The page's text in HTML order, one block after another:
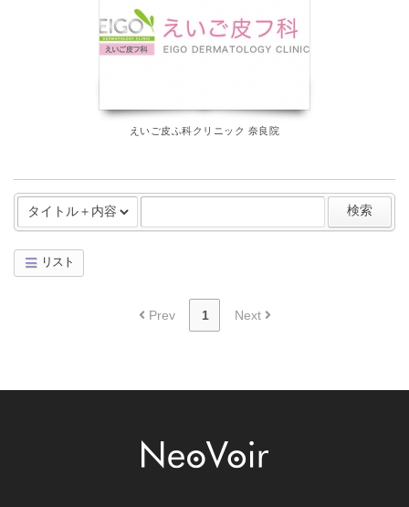
えいご皮ふ科クリニック 奈良院
検索
リスト
Prev 1 Next